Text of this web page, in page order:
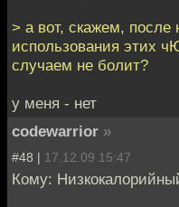
> а вот, скажем, после
использования этих
случаем не болит?
у меня - нет
codewarrior »
#48 | 17.12.09 15:47
Кому: